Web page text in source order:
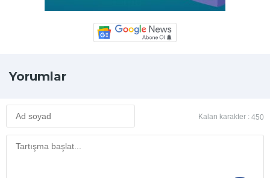
Yorumlar
Kalan karakter : 450